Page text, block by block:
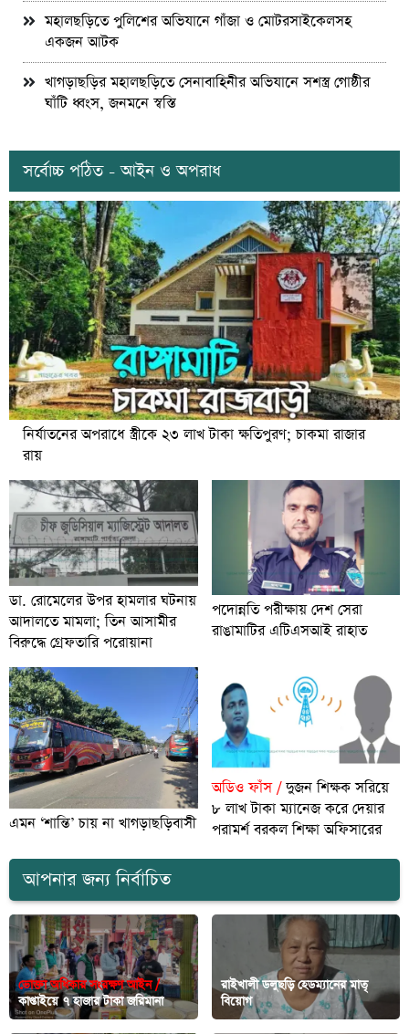
মহালছড়িতে পুলিশের অভিযানে গাঁজা ও মোটরসাইকেলসহ
একজন আটক
খাগড়াছড়ির মহালছড়িতে সেনাবাহিনীর অভিযানে সশস্ত্র গোষ্ঠীর
ঘাঁটি ধ্বংস, জনমনে স্বস্তি
সর্বোচ্চ পঠিত - আইন ও অপরাধ
নির্যাতনের অপরাধে স্ত্রীকে ২৩ লাখ টাকা ক্ষতিপুরণ; চাকমা রাজার
রায়
ডা. রোমেলের উপর হামলার ঘটনায়
আদালতে মামলা; তিন আসামীর
বিরুদ্ধে গ্রেফতারি পরোয়ানা
পদোন্নতি পরীক্ষায় দেশ সেরা
রাঙামাটির এটিএসআই রাহাত
এমন ‘শান্তি’ চায় না খাগড়াছড়িবাসী
অডিও ফাঁস /দুজন শিক্ষক সরিয়ে
৮ লাখ টাকা ম্যানেজ করে দেয়ার
পরামর্শ বরকল শিক্ষা অফিসারের
আপনার জন্য নির্বাচিত
ভোক্তা অধিকার সংরক্ষণ আইন /
কাপ্তাইয়ে ৭ হাজার টাকা জরিমানা
রাইখালী ডলুছড়ি হেডম্যানের মাতৃ
বিয়োগ